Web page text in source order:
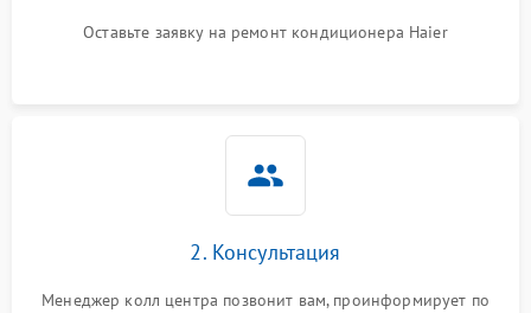
Оставьте заявку на ремонт кондиционера Haier
2. Консультация
Менеджер колл центра позвонит вам, проинформирует по